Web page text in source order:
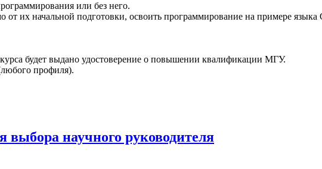
или без него.
их начальной подготовки, освоить программирование на примере
будет выдано удостоверение о повышении квалификации МГУ.
профиля).
выбора научного руководителя